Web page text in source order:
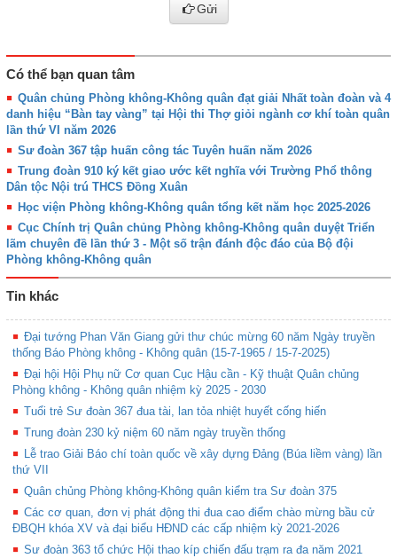
Gửi
Có thể bạn quan tâm
Quân chủng Phòng không-Không quân đạt giải Nhất toàn đoàn và 4
danh hiệu “Bàn tay vàng” tại Hội thi Thợ giỏi ngành cơ khí toàn quân
lần thứ VI năm 2026
Sư đoàn 367 tập huấn công tác Tuyên huấn năm 2026
Trung đoàn 910 ký kết giao ước kết nghĩa với Trường Phổ thông
Dân tộc Nội trú THCS Đồng Xuân
Học viện Phòng không-Không quân tổng kết năm học 2025-2026
Cục Chính trị Quân chủng Phòng không-Không quân duyệt Triển
lãm chuyên đề lần thứ 3 - Một số trận đánh độc đáo của Bộ đội
Phòng không-Không quân
Tin khác
Đại tướng Phan Văn Giang gửi thư chúc mừng 60 năm Ngày truyền
thống Báo Phòng không - Không quân (15-7-1965 / 15-7-2025)
Đại hội Hội Phụ nữ Cơ quan Cục Hậu cần - Kỹ thuật Quân chủng
Phòng không - Không quân nhiệm kỳ 2025 - 2030
Tuổi trẻ Sư đoàn 367 đua tài, lan tỏa nhiệt huyết cống hiến
Trung đoàn 230 kỷ niệm 60 năm ngày truyền thống
Lễ trao Giải Báo chí toàn quốc về xây dựng Đảng (Búa liềm vàng) lần
thứ VII
Quân chủng Phòng không-Không quân kiểm tra Sư đoàn 375
Các cơ quan, đơn vị phát động thi đua cao điểm chào mừng bầu cử
ĐBQH khóa XV và đại biểu HĐND các cấp nhiệm kỳ 2021-2026
Sư đoàn 363 tổ chức Hội thao kíp chiến đấu trạm ra đa năm 2021